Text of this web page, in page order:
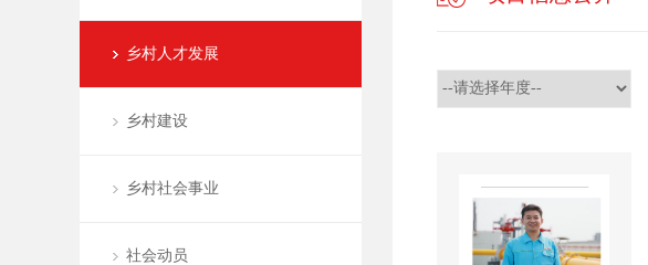
乡村人才发展
乡村建设
乡村社会事业
社会动员